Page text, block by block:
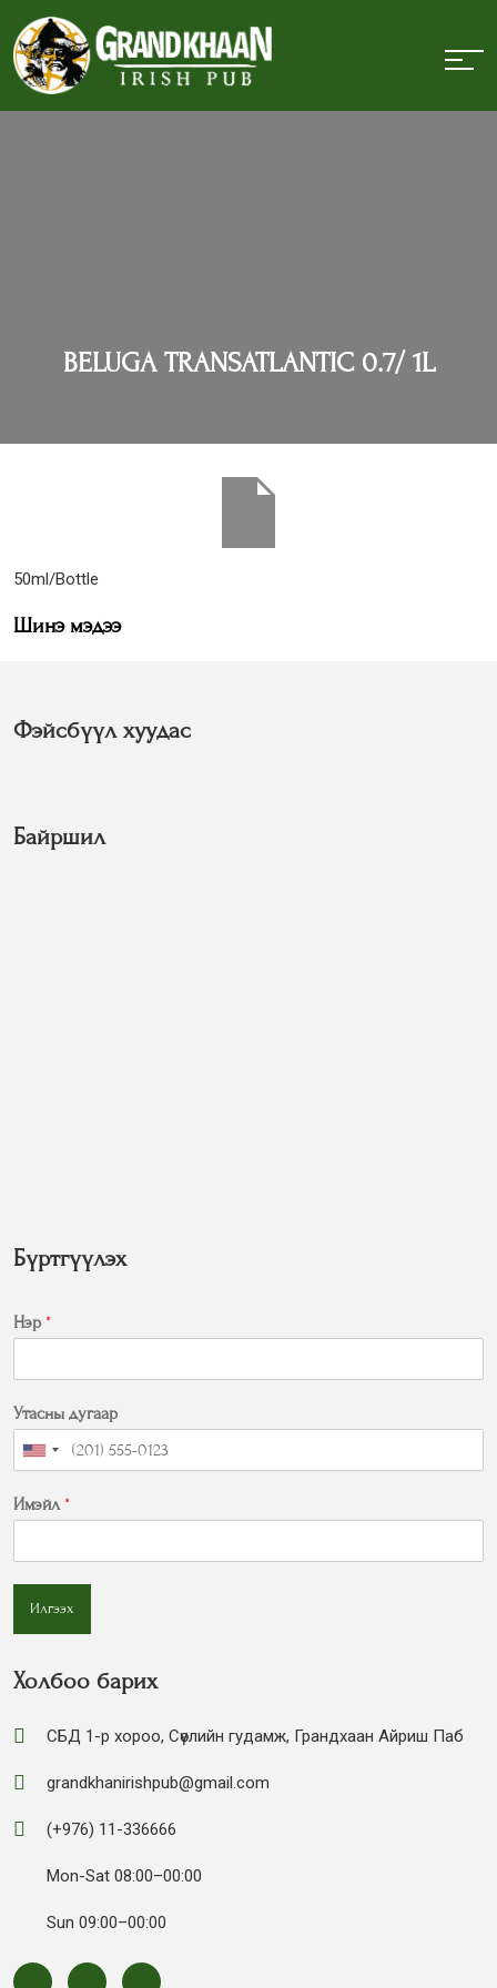
BELUGA TRANSATLANTIC 0.7/ 1L
50ml/Bottle
Шинэ мэдээ
Фэйсбүүл хуудас
Байршил
Бүртгүүлэх
Нэр *
Утасны дугаар
Имэйл *
Илгээх
Холбоо барих
СБД 1-р хороо, Сөүлийн гудамж, Грандхаан Айриш Паб
grandkhanirishpub@gmail.com
(+976) 11-336666
Mon-Sat 08:00–00:00
Sun 09:00–00:00